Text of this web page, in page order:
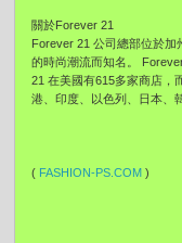
關於Forever 21
Forever 21 公司總部位於加
的時尚潮流而知名。
21 在美國有615多家商店，
港、印度、以色列、日本、
( FASHION-PS.COM )